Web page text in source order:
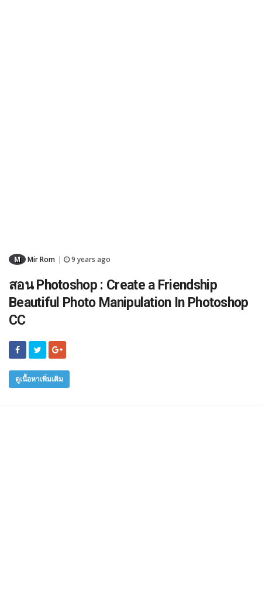
M Mir Rom 9 years ago
สอน Photoshop : Create a Friendship
Beautiful Photo Manipulation In Photoshop
CC
ดูเนื้อหาเพิ่มเติม